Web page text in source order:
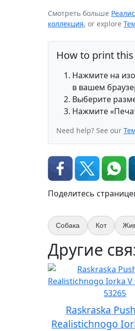
Смотреть больше
коллекция, or explore
How to print
Нажмите на
в вашем
Выберите
Нажмите
Need help? See our
Поделитесь
Собака Кот
Другие
Raskraska
Realistichnogo